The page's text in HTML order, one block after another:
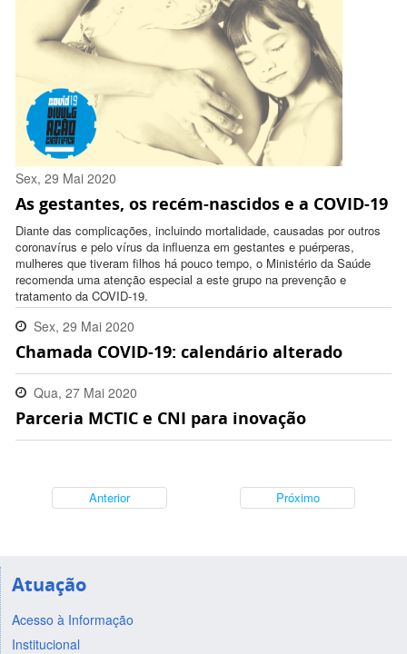
Sex, 29 Mai 2020
18:16:00 -0300
As gestantes, os recém-nascidos e a COVID-19
Diante das complicações, incluindo mortalidade, causadas por outros
coronavírus e pelo vírus da influenza em gestantes e puérperas,
mulheres que tiveram filhos há pouco tempo, o Ministério da Saúde
recomenda uma atenção especial a este grupo na prevenção e
tratamento da COVID-19.
Sex, 29 Mai 2020
09:33:00 -0300
Chamada COVID-19: calendário alterado
Qua, 27 Mai 2020
11:09:00 -0300
Parceria MCTIC e CNI para inovação
Anterior Próximo
Atuação
Acesso à Informação
Institucional